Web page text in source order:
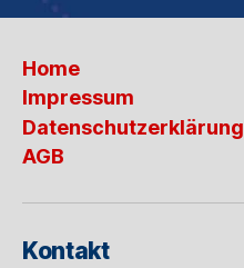
Beiträge
Home
Impressum
Datenschutzerklärung
AGB
Kontakt